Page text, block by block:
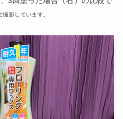
影しています。